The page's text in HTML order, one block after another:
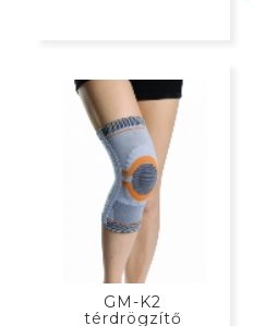
KOSÁRBAN
GM-K2
térdrögzítő